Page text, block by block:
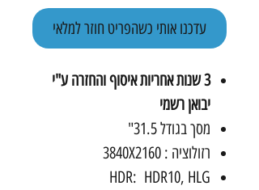
עדכנו אותי כשהפריט חוזר למלאי
3 שנות אחריות איסוף והחזרה ע"י
יבואן רשמי
מסך בגודל 31.5"
רזולוציה : 3840X2160
HDR: HDR10, HLG